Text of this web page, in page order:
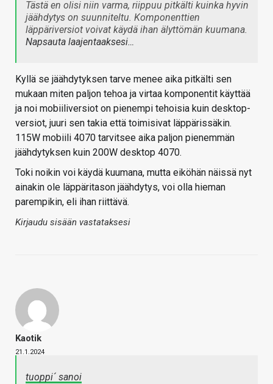
Tästä en olisi niin varma, riippuu pitkälti kuinka hyvin
jäähdytys on suunniteltu. Komponenttien
läppäriversiot voivat käydä ihan älyttömän kuumana.
Napsauta laajentaaksesi…
Kyllä se jäähdytyksen tarve menee aika pitkälti sen
mukaan miten paljon tehoa ja virtaa komponentit käyttää
ja noi mobiiliversiot on pienempi tehoisia kuin desktop-
versiot, juuri sen takia että toimisivat läppärissäkin.
115W mobiili 4070 tarvitsee aika paljon pienemmän
jäähdytyksen kuin 200W desktop 4070.
Toki noikin voi käydä kuumana, mutta eiköhän näissä nyt
ainakin ole läppäritason jäähdytys, voi olla hieman
parempikin, eli ihan riittävä.
Kirjaudu sisään vastataksesi
Kaotik
21.1.2024
tuoppi´ sanoi